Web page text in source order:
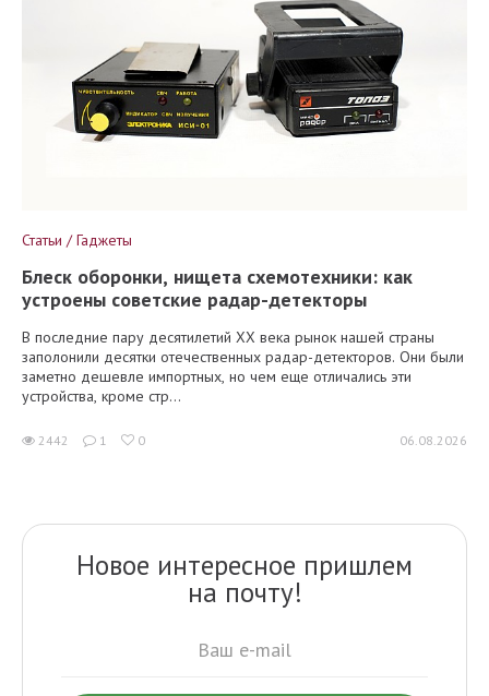
Статьи / Гаджеты
Блеск оборонки, нищета схемотехники: как
устроены советские радар-детекторы
В последние пару десятилетий XX века рынок нашей страны
заполонили десятки отечественных радар-детекторов. Они были
заметно дешевле импортных, но чем еще отличались эти
устройства, кроме стр...
2442 1 0 06.08.2026
Новое интересное пришлем
на почту!